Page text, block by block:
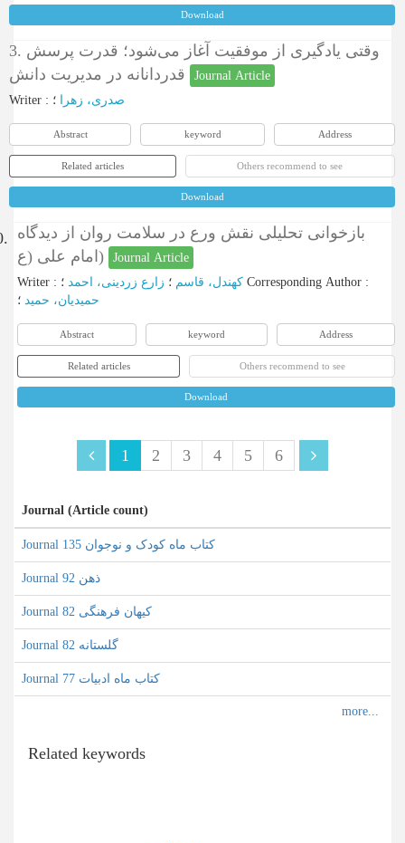
Download
3. وقتی یادگیری از موفقیت آغاز می‌شود؛ قدرت پرسش
Journal Article
Writer : صدری، زهرا ؛
Abstract keyword Address
Related articles Others recommend to see
Download
بازخوانی تحلیلی نقش ورع در سلامت روان از دیدگاه
امام علی (ع)
Journal Article
Writer : کهندل، قاسم ؛ زارع زردینی، احمد Corresponding Author :
حمیدیان، حمید ؛
Abstract keyword Address
Related articles Others recommend to see
Download
1 2 3 4 5 6
Journal (Article count)
Journal کتاب ماه کودک و نوجوان 135
Journal ذهن 92
Journal کیهان فرهنگی 82
Journal گلستانه 82
Journal کتاب ماه ادبیات 77
Related keywords